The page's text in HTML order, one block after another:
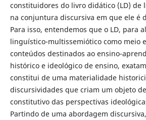
constituidores do livro didático (LD) de
na conjuntura discursiva em que ele é
Para isso, entendemos que o LD, para
linguístico-multissemiótico como meio
conteúdos destinados ao ensino-
histórico e ideológico de ensino,
constitui de uma materialidade
discursividades que criam um objeto
constitutivo das perspectivas
Partindo de uma abordagem